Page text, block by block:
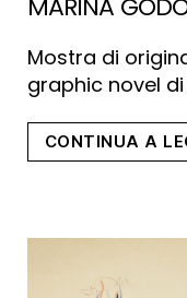
MARINA
Mostra di
graphic novel
CONTINUA A